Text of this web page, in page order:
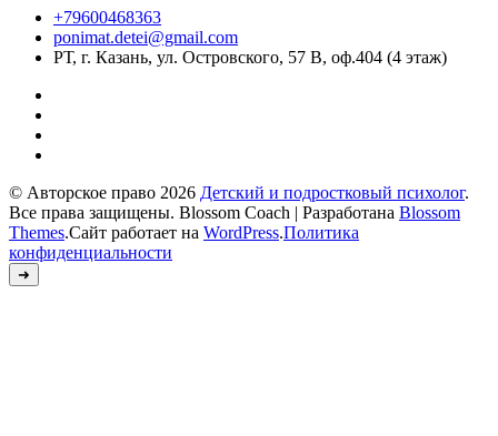
+79600468363
ponimat.detei@gmail.com
РТ, г. Казань, ул. Островского, 57 В, оф.404 (4 этаж)
© Авторское право 2026 Детский и подростковый психолог.
Все права защищены. Blossom Coach | Разработана Blossom
Themes.Сайт работает на WordPress.Политика
конфиденциальности
➜